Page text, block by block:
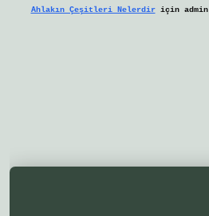
Ahlakın Çeşitleri Nelerdiriçin admin